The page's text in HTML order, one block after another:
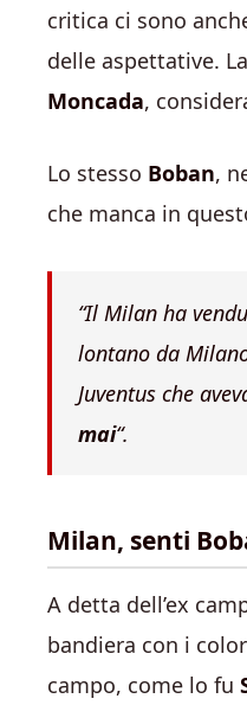
critica ci sono
delle aspettative.
Moncada,
Lo stesso Boban,
che manca in
“Il Milan ha
lontano da
Juventus che
mai“.
Milan, senti
A detta dell’ex
bandiera con i
campo, come lo fu